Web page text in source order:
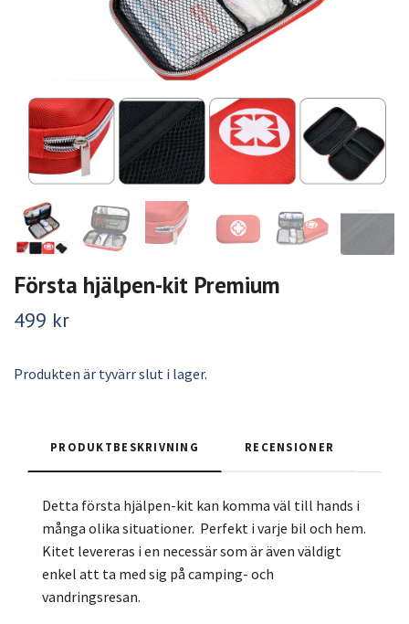
Första hjälpen-kit Premium
499 kr
Produkten är tyvärr slut i lager.
PRODUKTBESKRIVNING RECENSIONER
Detta första hjälpen-kit kan komma väl till hands i
många olika situationer. Perfekt i varje bil och hem.
Kitet levereras i en necessär som är även väldigt
enkel att ta med sig på camping- och
vandringsresan.